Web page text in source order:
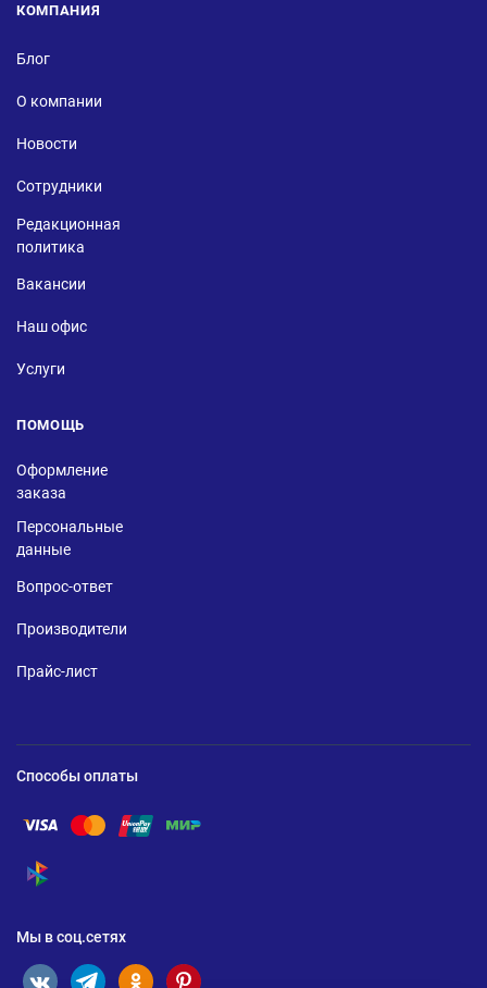
КОМПАНИЯ
Блог
О компании
Новости
Сотрудники
Редакционная
политика
Вакансии
Наш офис
Услуги
ПОМОЩЬ
Оформление
заказа
Персональные
данные
Вопрос-ответ
Производители
Прайс-лист
Способы оплаты
Помощь по оплате Visa
Помощь по оплате Mastercard
Помощь по оплате UnionPay
Помощь по оплате Мир
Помощь по оплате СБП
Мы в соц.сетях